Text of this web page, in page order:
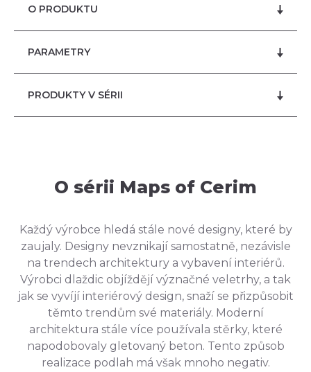
O PRODUKTU
PARAMETRY
PRODUKTY V SÉRII
O sérii Maps of Cerim
Každý výrobce hledá stále nové designy, které by
zaujaly. Designy nevznikají samostatně, nezávisle
na trendech architektury a vybavení interiérů.
Výrobci dlaždic objíždějí význačné veletrhy, a tak
jak se vyvíjí interiérový design, snaží se přizpůsobit
těmto trendům své materiály. Moderní
architektura stále více používala stěrky, které
napodobovaly gletovaný beton. Tento způsob
realizace podlah má však mnoho negativ.